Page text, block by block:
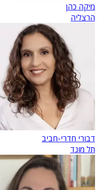
מיקה כהן
הרצליה
דבורי חדרי-חביב
תל מונד